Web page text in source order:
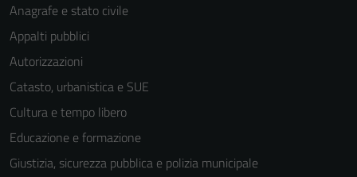
Anagrafe e stato civile
Appalti pubblici
Autorizzazioni
Catasto, urbanistica e SUE
Cultura e tempo libero
Educazione e formazione
Giustizia, sicurezza pubblica e polizia municipale
sono necessari